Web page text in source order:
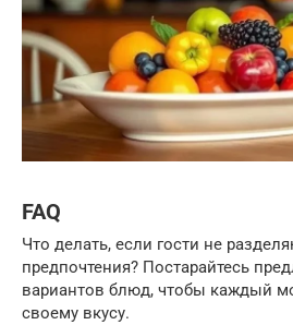
FAQ
Что делать, если гости не
предпочтения? Постарайтесь
вариантов блюд, чтобы каждый
своему вкусу.